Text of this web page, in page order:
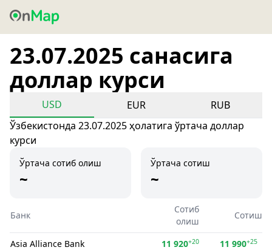
23.07.2025 санасига
доллар курси
USD EUR
RUB
Ўзбекистонда 23.07.2025 ҳолатига ўртача доллар
курси
Ўртача сотиб олиш
~
Ўртача сотиш
~
Банк
Сотиб
олиш
Сотиш
Asia Alliance Bank 11 920+20 11 990+25